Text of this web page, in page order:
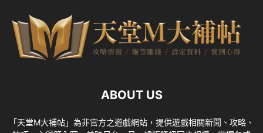
ABOUT US
「天堂M大補帖」為非官方之遊戲網站，提供遊戲相關新聞、攻略、